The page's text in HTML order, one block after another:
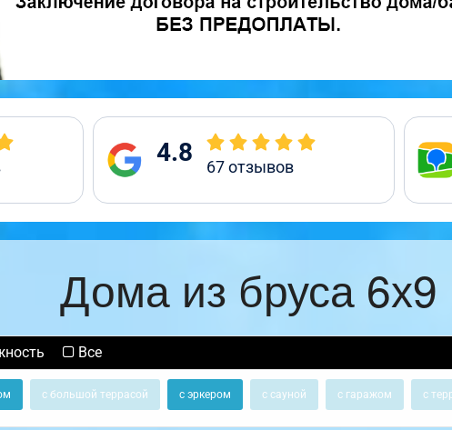
4.8 67отзывов
Дома из бруса 6х9
Все
с большой террасой с эркером с сауной с гаражом с